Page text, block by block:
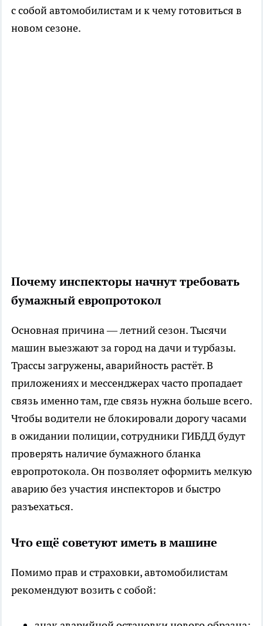
с собой автомобилистам и к чему готовиться в
новом сезоне.
Почему инспекторы начнут требовать
бумажный европротокол
Основная причина — летний сезон. Тысячи
машин выезжают за город на дачи и турбазы.
Трассы загружены, аварийность растёт. В
приложениях и мессенджерах часто пропадает
связь именно там, где связь нужна больше всего.
Чтобы водители не блокировали дорогу часами
в ожидании полиции, сотрудники ГИБДД будут
проверять наличие бумажного бланка
европротокола. Он позволяет оформить мелкую
аварию без участия инспекторов и быстро
разъехаться.
Что ещё советуют иметь в машине
Помимо прав и страховки, автомобилистам
рекомендуют возить с собой: